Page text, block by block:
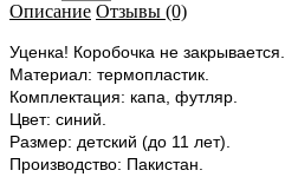
Описание Отзывы (0)
Уценка! Коробочка не закрывается.
Материал: термопластик.
Комплектация: капа, футляр.
Цвет: синий.
Размер: детский (до 11 лет).
Производство: Пакистан.